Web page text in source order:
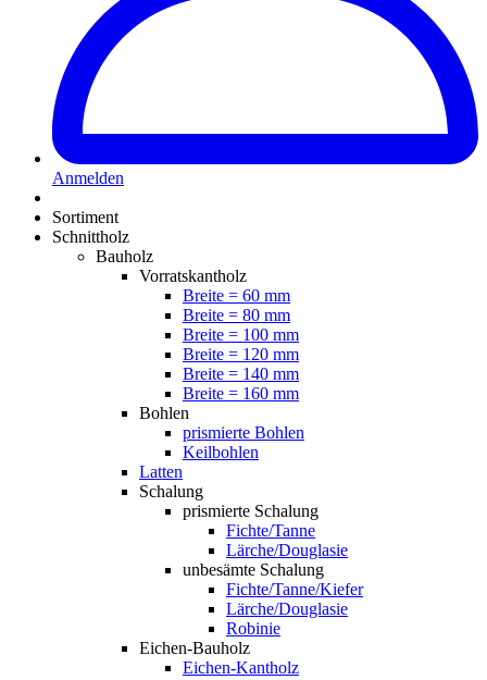
Anmelden
Sortiment
Schnittholz
Bauholz
Vorratskantholz
Breite = 60 mm
Breite = 80 mm
Breite = 100 mm
Breite = 120 mm
Breite = 140 mm
Breite = 160 mm
Bohlen
prismierte Bohlen
Keilbohlen
Latten
Schalung
prismierte Schalung
Fichte/Tanne
Lärche/Douglasie
unbesämte Schalung
Fichte/Tanne/Kiefer
Lärche/Douglasie
Robinie
Eichen-Bauholz
Eichen-Kantholz